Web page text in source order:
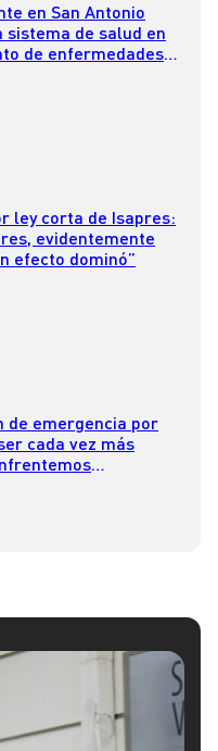
en San Antonio
sistema de salud en
de enfermedades
ley corta de Isapres:
evidentemente
efecto dominó”
de emergencia por
cada vez más